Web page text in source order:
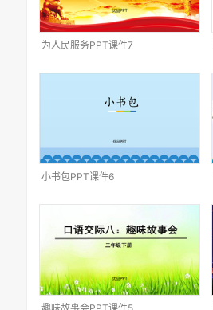
为人民服务PPT课件7
小书包PPT课件6